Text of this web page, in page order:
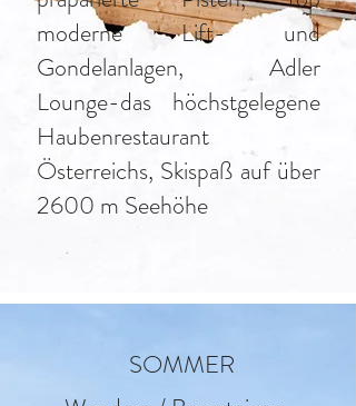
moderne Lift- und
Gondelanlagen, Adler
Lounge-das höchstgelegene
Haubenrestaurant
Österreichs, Skispaß auf über
2600 m Seehöhe
SOMMER